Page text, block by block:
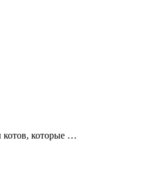
котов, которые …